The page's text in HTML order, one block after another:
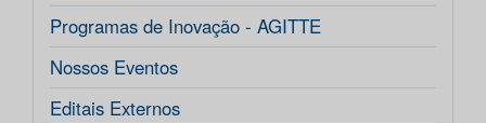
Programas de Inovação - AGITTE
Nossos Eventos
Editais Externos